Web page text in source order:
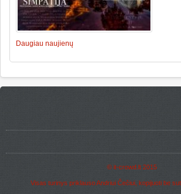
Daugiau naujienų
© it-crowd.lt2015
Visas turinys priklauso Andriui Čečiui, kopijuoti be